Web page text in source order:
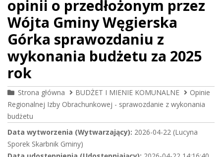
opinii o przedłożonym przez
Wójta Gminy Węgierska
Górka sprawozdaniu z
wykonania budżetu za 2025
rok
Strona główna BUDŻET I MIENIE KOMUNALNE
Opinie
Regionalnej Izby Obrachunkowej - sprawozdanie z wykonania
budżetu
Data wytworzenia (Wytwarzający): 2026-04-22 (Lucyna
Sporek Skarbnik Gminy)